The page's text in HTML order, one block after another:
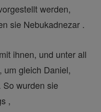
werden,
sie Nebukadnezar .
ihnen, und unter all
um gleich Daniel,
wurden sie
,